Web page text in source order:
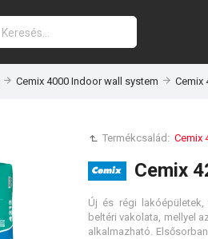
Cemix 4000 Indoor wall system Cemix
Termékcsalád: Cemix
Cemix
Új és régi
beltéri vakolata, mellyel
alkalmazható.